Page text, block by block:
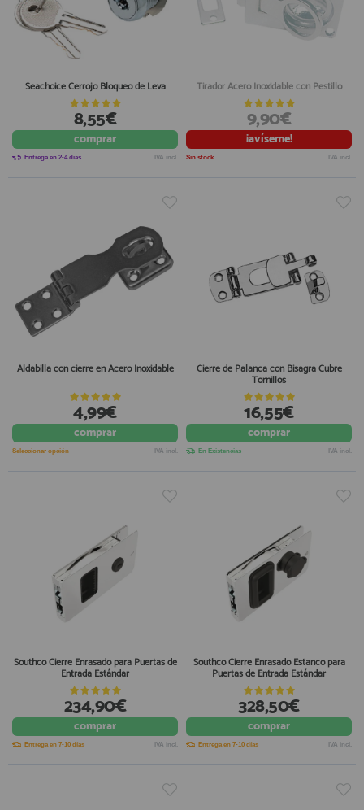
Seachoice Cerrojo Bloqueo de Leva
8,55€
comprar
Entrega en 2-4 días IVA incl.
Tirador Acero Inoxidable con Pestillo
9,90€
¡avíseme!
Sin stock IVA incl.
Aldabilla con cierre en Acero Inoxidable
4,99€
comprar
Seleccionar opción IVA incl.
Cierre de Palanca con Bisagra Cubre
Tornillos
16,55€
comprar
En Existencias IVA incl.
Southco Cierre Enrasado para Puertas de
Entrada Estándar
234,90€
comprar
Entrega en 7-10 días IVA incl.
Southco Cierre Enrasado Estanco para
Puertas de Entrada Estándar
328,50€
comprar
Entrega en 7-10 días IVA incl.